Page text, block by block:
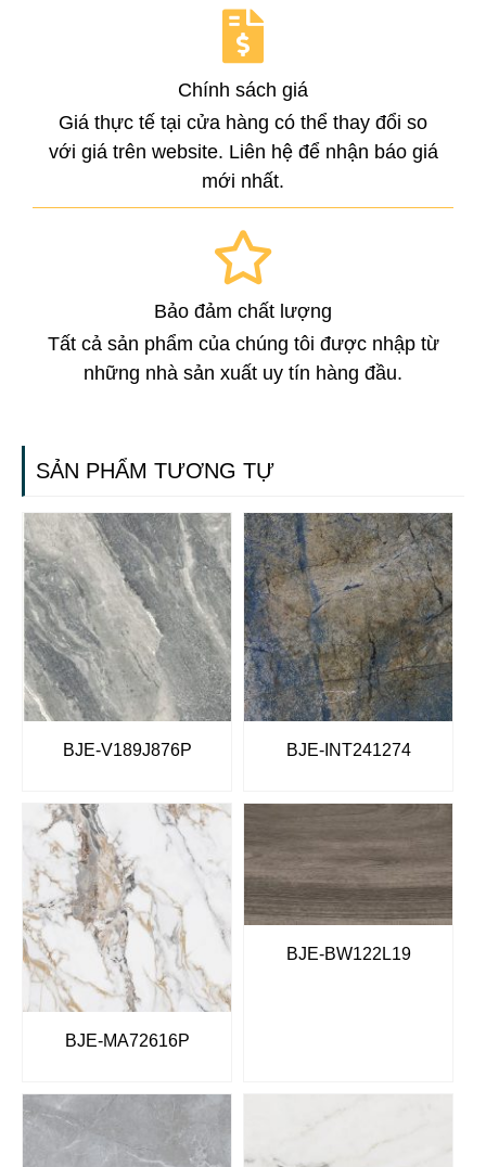
Chính sách giá
Giá thực tế tại cửa hàng có thể thay đổi so
với giá trên website. Liên hệ để nhận báo giá
mới nhất.
Bảo đảm chất lượng
Tất cả sản phẩm của chúng tôi được nhập từ
những nhà sản xuất uy tín hàng đầu.
SẢN PHẨM TƯƠNG TỰ
BJE-V189J876P BJE-INT241274
BJE-MA72616P
BJE-BW122L19